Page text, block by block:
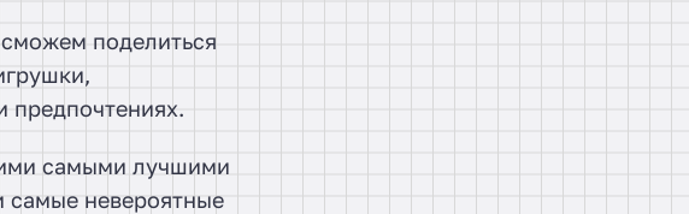
поделиться
самыми лучшими
самые невероятные